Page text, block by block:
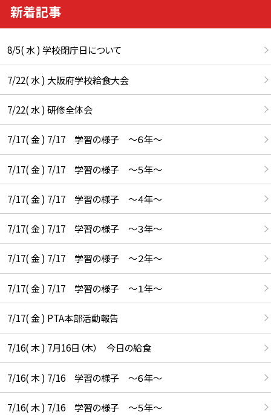
新着記事
8/5( 水 ) 学校閉庁日について
7/22( 水 ) 大阪府学校給食大会
7/22( 水 ) 研修全体会
7/17( 金 ) 7/17 学習の様子 ～６年～
7/17( 金 ) 7/17 学習の様子 ～５年～
7/17( 金 ) 7/17 学習の様子 ～４年～
7/17( 金 ) 7/17 学習の様子 ～３年～
7/17( 金 ) 7/17 学習の様子 ～２年～
7/17( 金 ) 7/17 学習の様子 ～１年～
7/17( 金 ) PTA本部活動報告
7/16( 木 ) 7月16日（木） 今日の給食
7/16( 木 ) 7/16 学習の様子 ～６年～
7/16( 木 ) 7/16 学習の様子 ～５年～